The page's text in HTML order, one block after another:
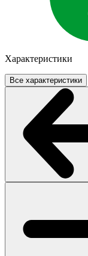
Характеристики
Все характеристики